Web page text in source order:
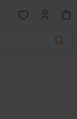
Search
Open favorites